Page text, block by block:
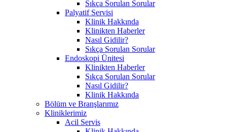
Sıkça Sorulan Sorular
Palyatif Servisi
Klinik Hakkında
Klinikten Haberler
Nasıl Gidilir?
Sıkça Sorulan Sorular
Endoskopi Ünitesi
Klinikten Haberler
Sıkça Sorulan Sorular
Nasıl Gidilir?
Klinik Hakkında
Bölüm ve Branşlarımız
Kliniklerimiz
Acil Servis